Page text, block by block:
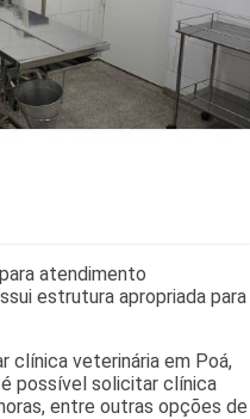
atendimento
estrutura apropriada para
clínica veterinária em Poá,
possível solicitar clínica
entre outras opções de